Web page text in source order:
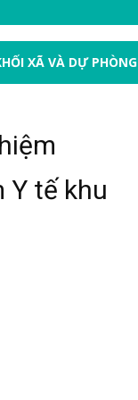
XÃ VÀ DỰ PHÒNG
Y tế khu